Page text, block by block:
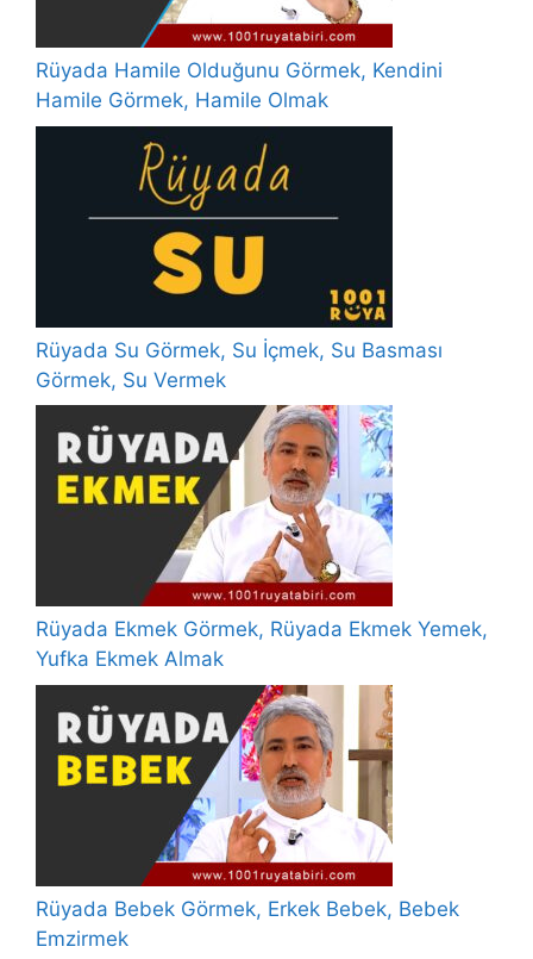
Rüyada Hamile Olduğunu Görmek, Kendini
Hamile Görmek, Hamile Olmak
Rüyada Su Görmek, Su İçmek, Su Basması
Görmek, Su Vermek
Rüyada Ekmek Görmek, Rüyada Ekmek Yemek,
Yufka Ekmek Almak
Rüyada Bebek Görmek, Erkek Bebek, Bebek
Emzirmek